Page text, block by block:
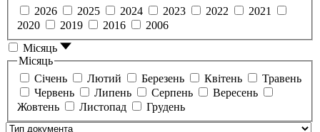
2026
2025 2024 2023 2022
2021
2020
2019 2016
2006
Місяць
Місяць
Січень
Лютий Березень Квітень
Травень
Червень
Липень Серпень
Вересень
Жовтень
Листопад Грудень